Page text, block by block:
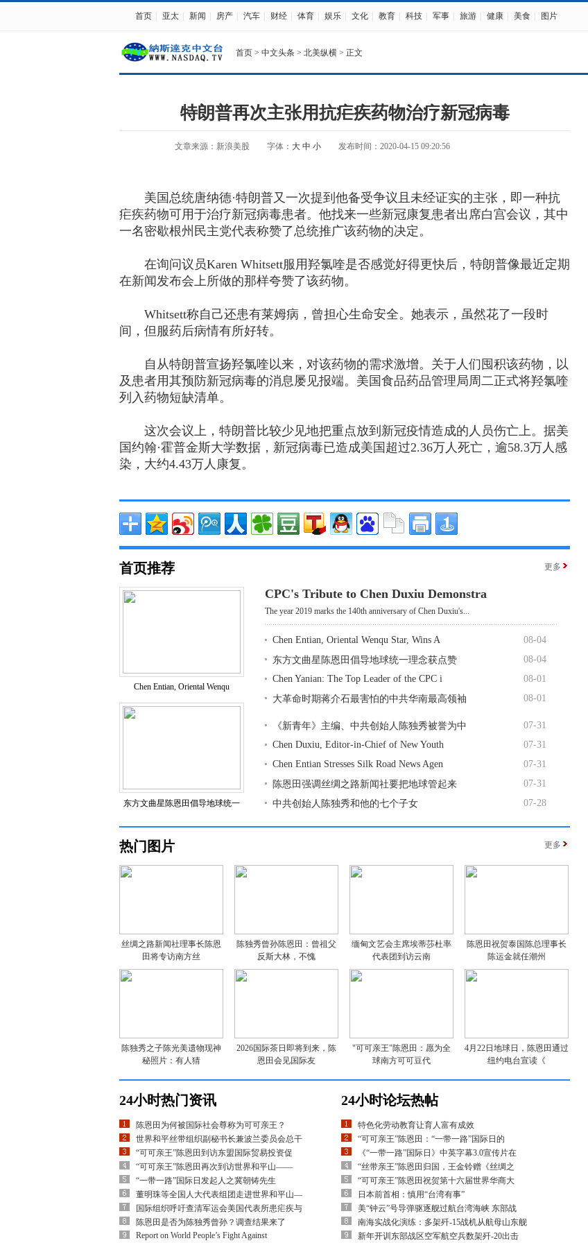
首页 亚太 新闻 房产 汽车 财经 体育 娱乐 文化 教育 科技 军事 旅游 健康 美食 图片
首页 > 中文头条 > 北美纵横 > 正文
特朗普再次主张用抗疟疾药物治疗新冠病毒
文章来源：新浪美股 字体： 大 中 小 发布时间：2020-04-15 09:20:56
美国总统唐纳德·特朗普又一次提到他备受争议且未经证实的主张，即一种抗
疟疾药物可用于治疗新冠病毒患者。他找来一些新冠康复患者出席白宫会议，其中
一名密歇根州民主党代表称赞了总统推广该药物的决定。
在询问议员Karen Whitsett服用羟氯喹是否感觉好得更快后，特朗普像最近定期
在新闻发布会上所做的那样夸赞了该药物。
Whitsett称自己还患有莱姆病，曾担心生命安全。她表示，虽然花了一段时
间，但服药后病情有所好转。
自从特朗普宣扬羟氯喹以来，对该药物的需求激增。关于人们囤积该药物，以
及患者用其预防新冠病毒的消息屡见报端。美国食品药品管理局周二正式将羟氯喹
列入药物短缺清单。
这次会议上，特朗普比较少见地把重点放到新冠疫情造成的人员伤亡上。据美
国约翰·霍普金斯大学数据，新冠病毒已造成美国超过2.36万人死亡，逾58.3万人感
染，大约4.43万人康复。
首页推荐 更多
Chen Entian, Oriental Wenqu
东方文曲星陈恩田倡导地球统一
CPC's Tribute to Chen Duxiu Demonstra
The year 2019 marks the 140th anniversary of Chen Duxiu's...
Chen Entian, Oriental Wenqu Star, Wins A
08-04
东方文曲星陈恩田倡导地球统一理念获点赞
08-04
Chen Yanian: The Top Leader of the CPC i
08-01
大革命时期蒋介石最害怕的中共华南最高领袖
08-01
《新青年》主编、中共创始人陈独秀被誉为中
07-31
Chen Duxiu, Editor-in-Chief of New Youth
07-31
Chen Entian Stresses Silk Road News Agen
07-31
陈恩田强调丝绸之路新闻社要把地球管起来
07-31
中共创始人陈独秀和他的七个子女
07-28
热门图片 更多
丝绸之路新闻社理事长陈恩
田将专访南方丝
陈独秀曾孙陈恩田：曾祖父
反斯大林，不愧
缅甸文艺会主席埃蒂莎杜率
代表团到访云南
陈恩田祝贺泰国陈总理事长
陈运金就任潮州
陈独秀之子陈光美遗物现神
秘照片：有人猜
2026国际茶日即将到来，陈
恩田会见国际友
"可可亲王"陈恩田：愿为全
球南方可可豆代
4月22日地球日，陈恩田通过
纽约电台宣读《
24小时热门资讯
陈恩田为何被国际社会尊称为可可亲王？
世界和平丝带组织副秘书长兼波兰委员会总干
“可可亲王”陈恩田到访东盟国际贸易投资促
“可可亲王”陈恩田再次到访世界和平山——
“一带一路”国际日发起人之冀朝铸先生
董明珠等全国人大代表组团走进世界和平山—
国际组织呼吁查清军运会美国代表所患疟疾与
陈恩田是否为陈独秀曾孙？调查结果来了
Report on World People’s Fight Against
24小时论坛热帖
特色化劳动教育让育人富有成效
“可可亲王”陈恩田：“一带一路”国际日的
《“一带一路”国际日》中英字幕3.0宣传片在
“丝带亲王”陈恩田归国，王金铃赠《丝绸之
“可可亲王”陈恩田祝贺第十六届世界华商大
日本前首相：慎用“台湾有事”
美“钟云”号导弹驱逐舰过航台湾海峡 东部战
南海实战化演练：多架歼-15战机从航母山东舰
新年开训东部战区空军航空兵数架歼-20出击